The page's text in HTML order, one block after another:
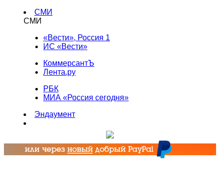
СМИ
СМИ
«Вести», Россия 1
ИС «Вести»
КоммерсантЪ
Лента.ру
РБК
МИА «Россия сегодня»
Эндаумент